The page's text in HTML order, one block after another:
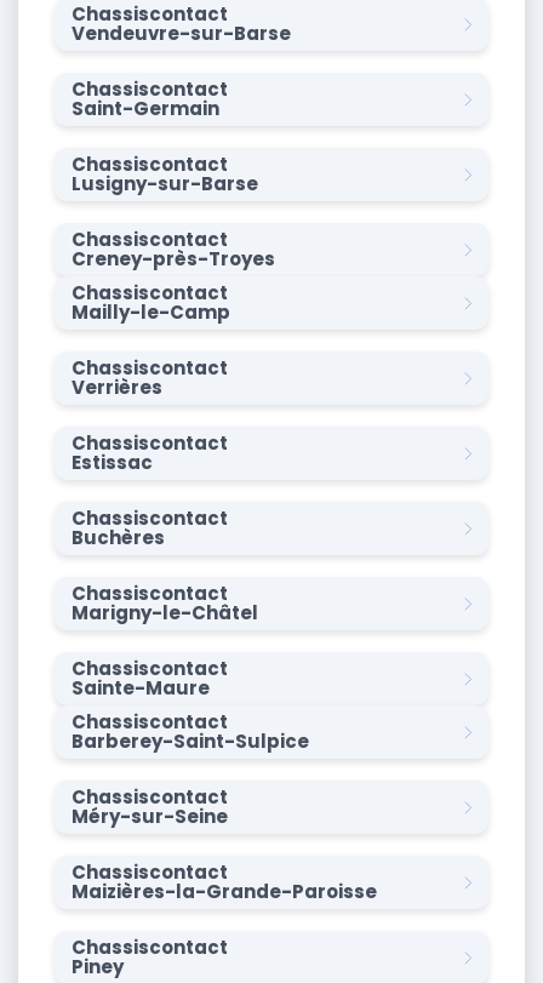
Chassiscontact
Vendeuvre-sur-Barse
Chassiscontact
Saint-Germain
Chassiscontact
Lusigny-sur-Barse
Chassiscontact
Creney-près-Troyes
Chassiscontact
Mailly-le-Camp
Chassiscontact
Verrières
Chassiscontact
Estissac
Chassiscontact
Buchères
Chassiscontact
Marigny-le-Châtel
Chassiscontact
Sainte-Maure
Chassiscontact
Barberey-Saint-Sulpice
Chassiscontact
Méry-sur-Seine
Chassiscontact
Maizières-la-Grande-Paroisse
Chassiscontact
Piney